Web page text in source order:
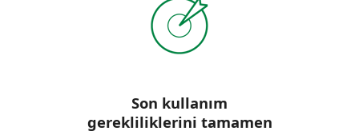
Son kullanım
gerekliliklerini tamamen